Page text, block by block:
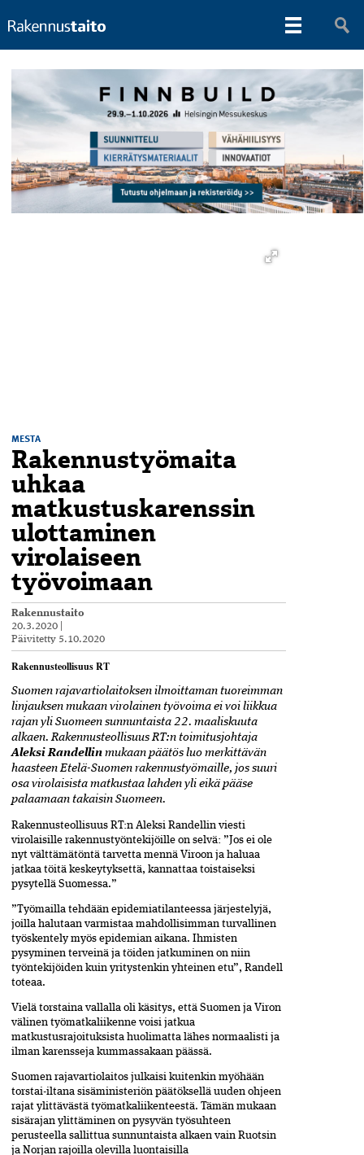
MESTA
Rakennustyömaita
uhkaa
matkustuskarenssin
ulottaminen
virolaiseen
työvoimaan
Rakennustaito
20.3.2020
Päivitetty 5.10.2020
Rakennusteollisuus RT
Suomen rajavartiolaitoksen ilmoittaman tuoreimman
linjauksen mukaan virolainen työvoima ei voi liikkua
rajan yli Suomeen sunnuntaista 22. maaliskuuta
alkaen. Rakennusteollisuus RT:n toimitusjohtaja
Aleksi Randellin mukaan päätös luo merkittävän
haasteen Etelä-Suomen rakennustyömaille, jos suuri
osa virolaisista matkustaa lahden yli eikä pääse
palaamaan takaisin Suomeen.
Rakennusteollisuus RT:n Aleksi Randellin viesti
virolaisille rakennustyöntekijöille on selvä: ”Jos ei ole
nyt välttämätöntä tarvetta mennä Viroon ja haluaa
jatkaa töitä keskeytyksettä, kannattaa toistaiseksi
pysytellä Suomessa.”
”Työmailla tehdään epidemiatilanteessa järjestelyjä,
joilla halutaan varmistaa mahdollisimman turvallinen
työskentely myös epidemian aikana. Ihmisten
pysyminen terveinä ja töiden jatkuminen on niin
työntekijöiden kuin yritystenkin yhteinen etu”, Randell
toteaa.
Vielä torstaina vallalla oli käsitys, että Suomen ja Viron
välinen työmatkaliikenne voisi jatkua
matkustusrajoituksista huolimatta lähes normaalisti ja
ilman karensseja kummassakaan päässä.
Suomen rajavartiolaitos julkaisi kuitenkin myöhään
torstai-iltana sisäministeriön päätöksellä uuden ohjeen
rajat ylittävästä työmatkaliikenteestä. Tämän mukaan
sisärajan ylittäminen on pysyvän työsuhteen
perusteella sallittua sunnuntaista alkaen vain Ruotsin
ja Norjan rajoilla olevilla luontaisilla